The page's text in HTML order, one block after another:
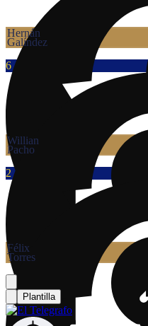
Hernán
Galíndez
6
Willian
Pacho
2
Félix
Torres
Plantilla